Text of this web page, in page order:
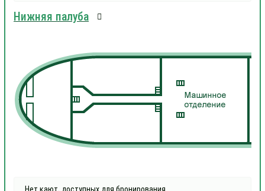
Нижняя палуба
Нет кают, доступных для бронирования